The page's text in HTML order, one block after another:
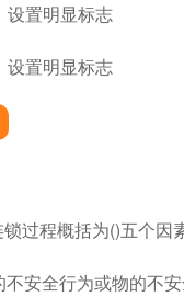
设置明显标志
设置明显标志
过程概括为()五个因素
安全行为或物的不